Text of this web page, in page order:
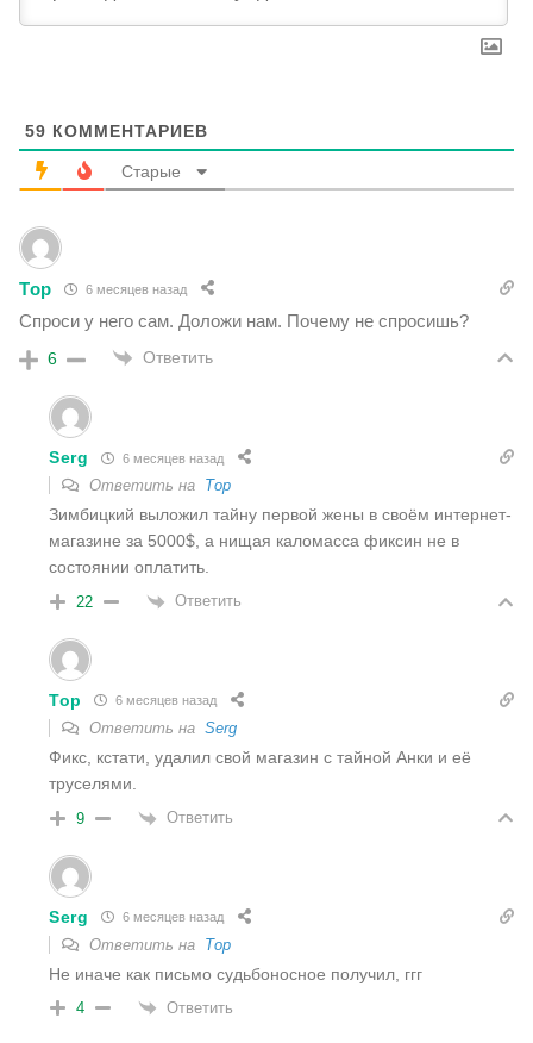
59 КОММЕНТАРИЕВ
Старые
Тор 6 месяцев назад
Спроси у него сам. Доложи нам. Почему не спросишь?
6 Ответить
Serg 6 месяцев назад
Ответить на Тор
Зимбицкий выложил тайну первой жены в своëм интернет-
магазине за 5000$, а нищая каломасса фиксин не в
состоянии оплатить.
22 Ответить
Тор 6 месяцев назад
Ответить на Serg
Фикс, кстати, удалил свой магазин с тайной Анки и её
труселями.
9 Ответить
Serg 6 месяцев назад
Ответить на Тор
Не иначе как письмо судьбоносное получил, ггг
4 Ответить